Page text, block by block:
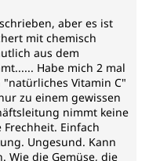
aber es ist
mit chemisch
aus dem
Habe mich 2 mal
Vitamin C"
zu einem gewissen
nimmt keine
Einfach
Ungesund. Kann
Wie die Gemüse, die